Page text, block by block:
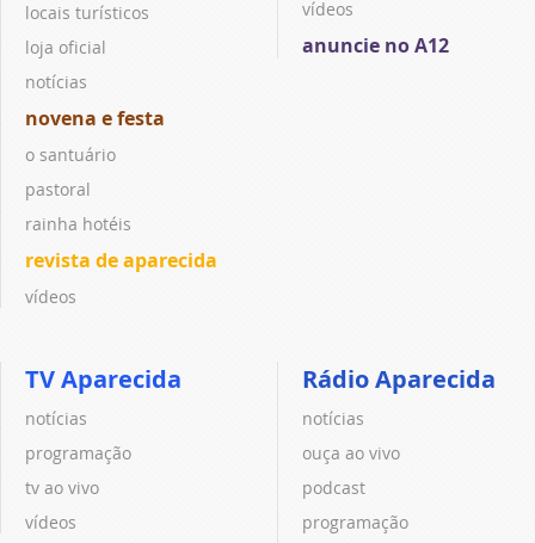
locais turísticos
loja oficial
notícias
novena e festa
o santuário
pastoral
rainha hotéis
revista de aparecida
vídeos
vídeos
anuncie no A12
TV Aparecida
notícias
programação
tv ao vivo
vídeos
Rádio Aparecida
notícias
ouça ao vivo
podcast
programação